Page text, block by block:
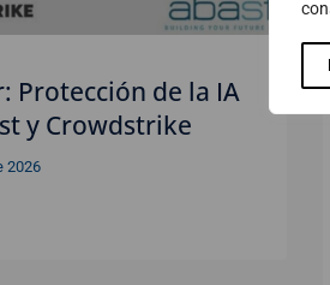
Protección de la IA
y Crowdstrike
2026